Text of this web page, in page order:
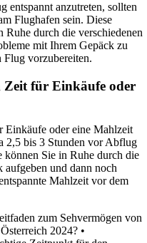
entspannt anzutreten, sollten
Flughafen sein. Diese
Ruhe durch die verschiedenen
mit Ihrem Gepäck zu
Flug vorzubereiten.
Zeit für Einkäufe oder
Einkäufe oder eine Mahlzeit
2,5 bis 3 Stunden vor Abflug
können Sie in Ruhe durch die
aufgeben und dann noch
Mahlzeit vor dem
zum Sehvermögen von
2024? •